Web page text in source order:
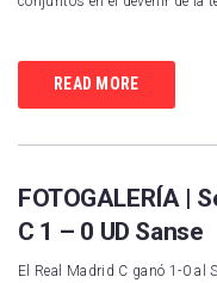
READ MORE
FOTOGALERÍA |
C 1 – 0 UD Sanse
El Real Madrid C ganó 1-0 al